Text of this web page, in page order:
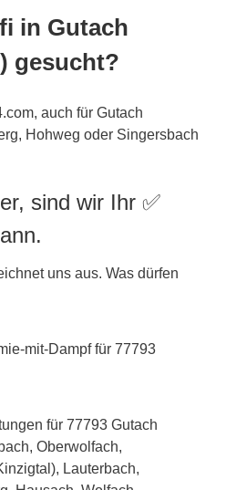
in Gutach
gesucht?
auch für Gutach
Hohweg oder Singersbach
sind wir Ihr ✅
uns aus. Was dürfen